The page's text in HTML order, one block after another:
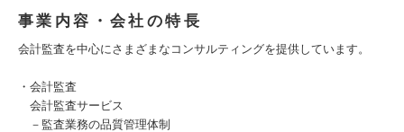
事業内容・会社の特長
会計監査を中心にさまざまなコンサルティングを提供しています。
・会計監査
会計監査サービス
－監査業務の品質管理体制